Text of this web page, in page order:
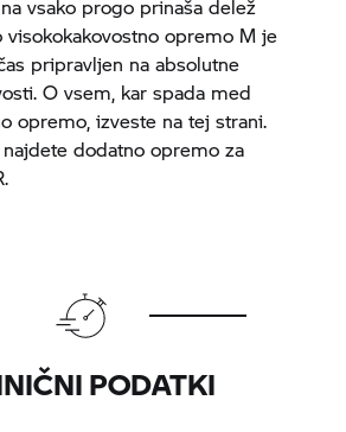
vsako progo prinaša delež
visokokakovostno opremo M je
pripravljen na absolutne
O vsem, kar spada med
opremo, izveste na tej strani.
dodatno opremo za
PODATKI